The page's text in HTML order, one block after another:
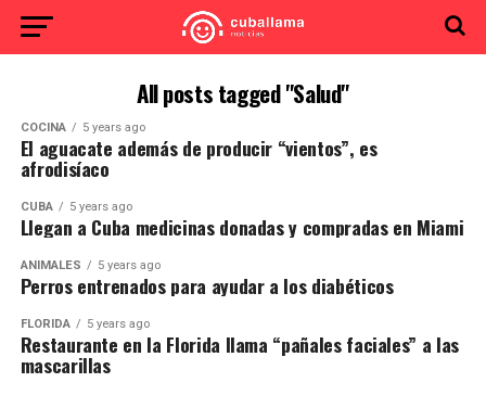
All posts tagged "Salud"
COCINA 5 years ago
El aguacate además de producir “vientos”, es
afrodisíaco
CUBA 5 years ago
Llegan a Cuba medicinas donadas y compradas en Miami
ANIMALES 5 years ago
Perros entrenados para ayudar a los diabéticos
FLORIDA 5 years ago
Restaurante en la Florida llama “pañales faciales” a las
mascarillas